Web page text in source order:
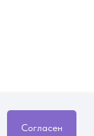
Согласен